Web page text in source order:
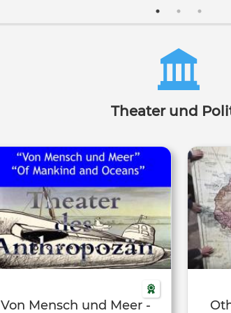
Theater und
Von Mensch und Meer -